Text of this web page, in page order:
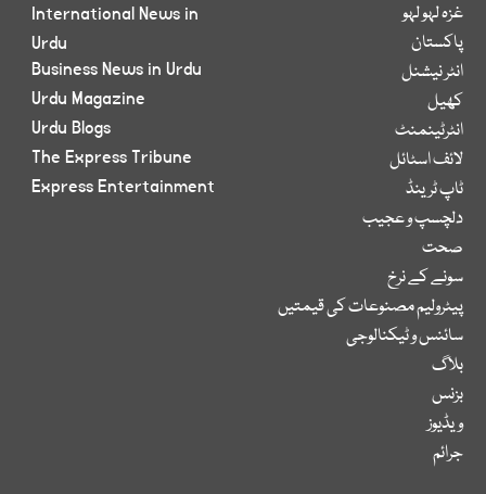
غزہ لہو لہو
پاکستان
انٹر نیشنل
کھیل
انٹرٹینمنٹ
لائف اسٹائل
ٹاپ ٹرینڈ
دلچسپ و عجیب
صحت
سونے کے نرخ
پیٹرولیم مصنوعات کی قیمتیں
سائنس و ٹیکنالوجی
بلاگ
بزنس
ویڈیوز
جرائم
International News in
Urdu
Business News in Urdu
Urdu Magazine
Urdu Blogs
The Express Tribune
Express Entertainment